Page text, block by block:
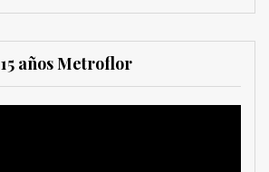
15 años Metroflor